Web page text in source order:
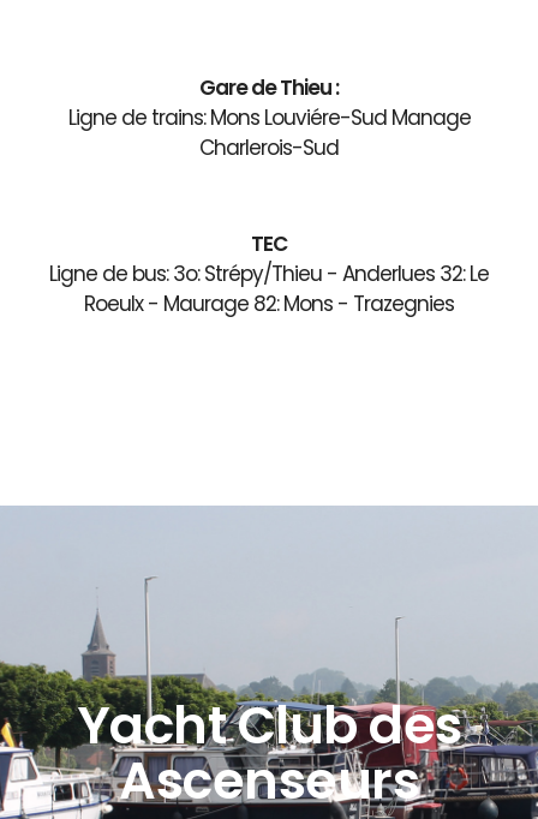
Gare de Thieu :
Ligne de trains: Mons Louviére-Sud Manage
Charlerois-Sud
TEC
Ligne de bus: 3o: Strépy/Thieu - Anderlues 32: Le
Roeulx - Maurage 82: Mons - Trazegnies
Yacht Club des
Ascenseurs